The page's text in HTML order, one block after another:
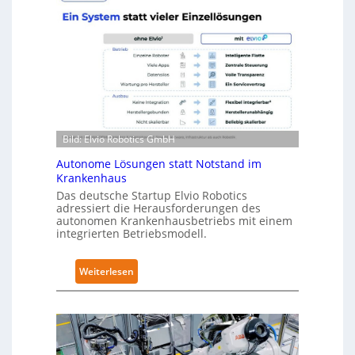
v
l
-
-
Z
e
r
t
f
i
z
e
u
n
g
n
a
R
o
o
t
c
r
w
e
i
t
r
g
l
Bild: Elvio Robotics GmbH
Autonome Lösungen statt Notstand im
Krankenhaus
Das deutsche Startup Elvio Robotics
adressiert die Herausforderungen des
autonomen Krankenhausbetriebs mit einem
integrierten Betriebsmodell.
Weiterlesen
A
t
o